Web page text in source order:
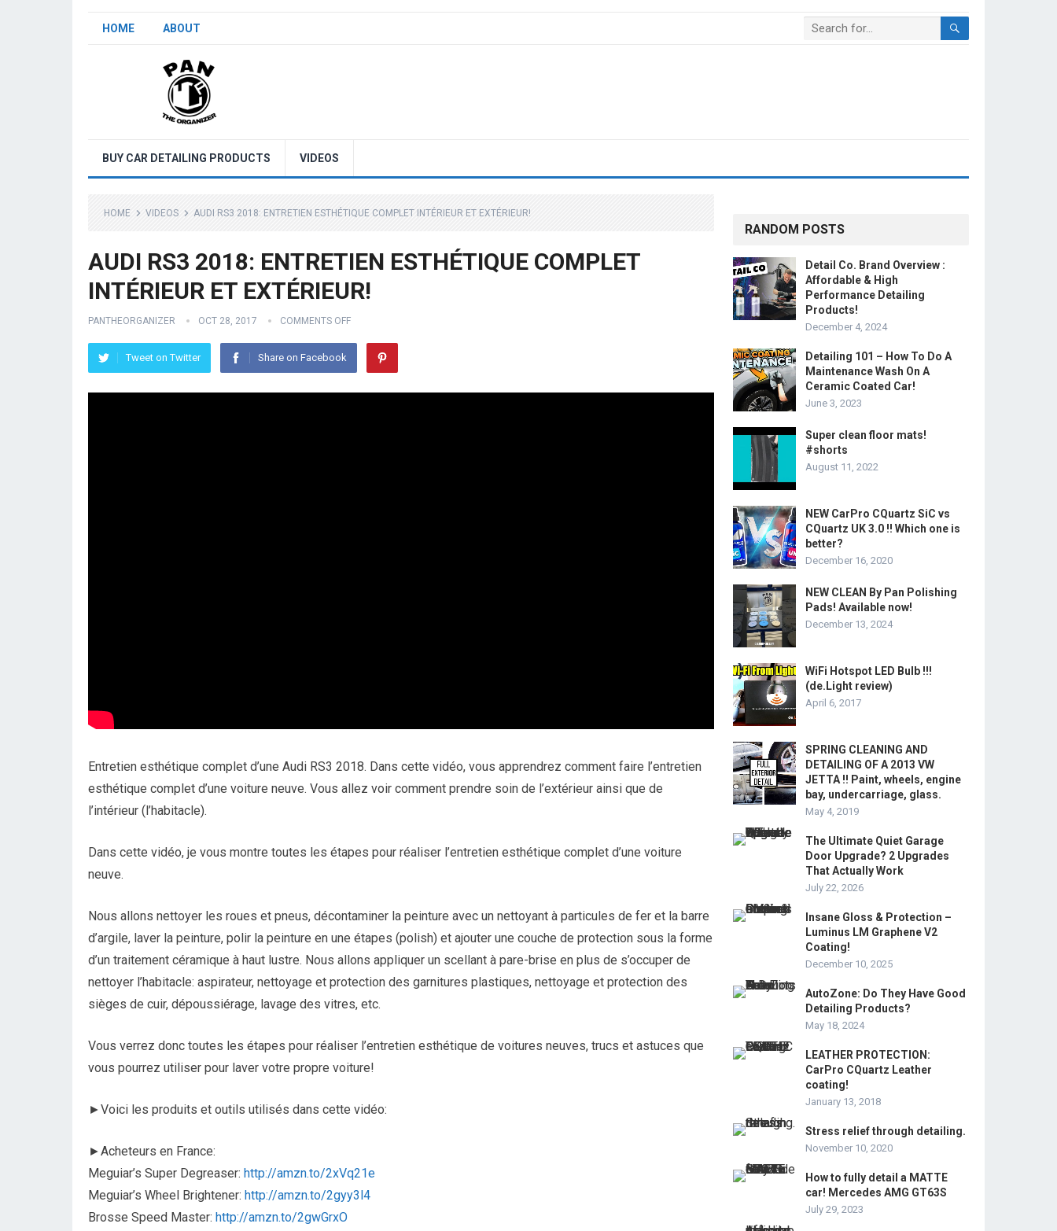
HOME ABOUT
BUY CAR DETAILING PRODUCTS VIDEOS
HOME VIDEOS AUDI RS3 2018: ENTRETIEN ESTHÉTIQUE COMPLET INTÉRIEUR ET EXTÉRIEUR!
AUDI RS3 2018: ENTRETIEN ESTHÉTIQUE COMPLET
INTÉRIEUR ET EXTÉRIEUR!
PANTHEORGANIZER OCT 28, 2017 COMMENTS OFF
Tweet on Twitter Share on Facebook
Entretien esthétique complet d’une Audi RS3 2018. Dans cette vidéo, vous apprendrez comment faire l’entretien
esthétique complet d’une voiture neuve. Vous allez voir comment prendre soin de l’extérieur ainsi que de
l’intérieur (l’habitacle).
Dans cette vidéo, je vous montre toutes les étapes pour réaliser l’entretien esthétique complet d’une voiture
neuve.
Nous allons nettoyer les roues et pneus, décontaminer la peinture avec un nettoyant à particules de fer et la barre
d’argile, laver la peinture, polir la peinture en une étapes (polish) et ajouter une couche de protection sous la forme
d’un traitement céramique à haut lustre. Nous allons appliquer un scellant à pare-brise en plus de s’occuper de
nettoyer l’habitacle: aspirateur, nettoyage et protection des garnitures plastiques, nettoyage et protection des
sièges de cuir, dépoussiérage, lavage des vitres, etc.
Vous verrez donc toutes les étapes pour réaliser l’entretien esthétique de voitures neuves, trucs et astuces que
vous pourrez utiliser pour laver votre propre voiture!
►Voici les produits et outils utilisés dans cette vidéo:
►Acheteurs en France:
Meguiar’s Super Degreaser: http://amzn.to/2xVq21e
Meguiar’s Wheel Brightener: http://amzn.to/2gyy3l4
Brosse Speed Master: http://amzn.to/2gwGrxO
RANDOM POSTS
Detail Co. Brand Overview :
Affordable & High
Performance Detailing
Products!
December 4, 2024
Detailing 101 – How To Do A
Maintenance Wash On A
Ceramic Coated Car!
June 3, 2023
Super clean floor mats!
#shorts
August 11, 2022
NEW CarPro CQuartz SiC vs
CQuartz UK 3.0 !! Which one is
better?
December 16, 2020
NEW CLEAN By Pan Polishing
Pads! Available now!
December 13, 2024
WiFi Hotspot LED Bulb !!!
(de.Light review)
April 6, 2017
SPRING CLEANING AND
DETAILING OF A 2013 VW
JETTA !! Paint, wheels, engine
bay, undercarriage, glass.
May 4, 2019
The Ultimate Quiet Garage
Door Upgrade? 2 Upgrades
That Actually Work
July 22, 2026
Insane Gloss & Protection –
Luminus LM Graphene V2
Coating!
December 10, 2025
AutoZone: Do They Have Good
Detailing Products?
May 18, 2024
LEATHER PROTECTION:
CarPro CQuartz Leather
coating!
January 13, 2018
Stress relief through detailing.
November 10, 2020
How to fully detail a MATTE
car! Mercedes AMG GT63S
July 29, 2023